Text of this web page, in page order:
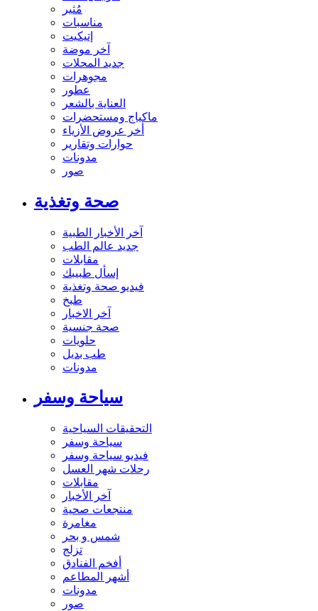
مُثير
مناسبات
إتيكيت
آخر موضة
جديد المحلات
مجوهرات
عطور
العناية بالشعر
ماكياج ومستحضرات
أخر عروض الأزياء
حوارات وتقارير
مدونات
صور
صحة وتغذية
آخر الأخبار الطبية
جديد عالم الطب
مقابلات
إسأل طبيبك
فيديو صحة وتغذية
طبخ
آخر الاخبار
صحة جنسية
حلويات
طب بديل
مدونات
سياحة وسفر
التحقيقات السياحية
سياحة وسفر
فيديو سياحة وسفر
رحلات شهر العسل
مقابلات
آخر الأخبار
منتجعات صحية
مغامرة
شمس و بحر
تزلج
أفخم الفنادق
أشهر المطاعم
مدونات
صور